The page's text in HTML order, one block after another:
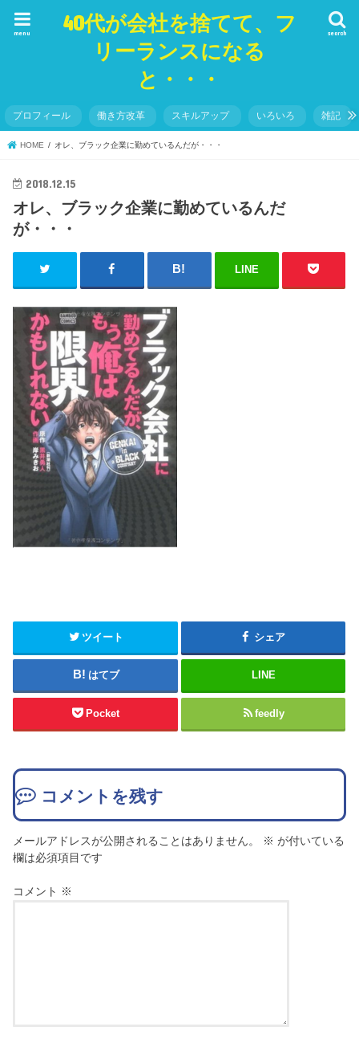
40代が会社を捨てて、フ
リーランスになる
と・・・
search
menu
プロフィール 働き方改革 スキルアップ いろいろ 雑記
HOME オレ、ブラック企業に勤めているんだが・・・
2018.12.15
オレ、ブラック企業に勤めているんだ
が・・・
LINE
ツイート シェア
はてブ LINE
Pocket feedly
コメントを残す
メールアドレスが公開されることはありません。 ※ が付いている
欄は必須項目です
コメント ※